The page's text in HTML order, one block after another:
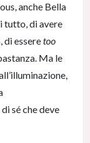
anche Bella
tutto, di avere
di esseretoo
Ma le
sé che deve